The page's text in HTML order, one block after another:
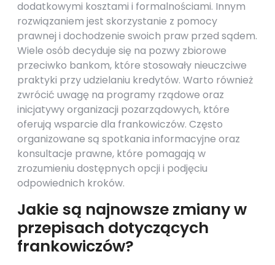
dodatkowymi kosztami i formalnościami. Innym
rozwiązaniem jest skorzystanie z pomocy
prawnej i dochodzenie swoich praw przed sądem.
Wiele osób decyduje się na pozwy zbiorowe
przeciwko bankom, które stosowały nieuczciwe
praktyki przy udzielaniu kredytów. Warto również
zwrócić uwagę na programy rządowe oraz
inicjatywy organizacji pozarządowych, które
oferują wsparcie dla frankowiczów. Często
organizowane są spotkania informacyjne oraz
konsultacje prawne, które pomagają w
zrozumieniu dostępnych opcji i podjęciu
odpowiednich kroków.
Jakie są najnowsze zmiany w
przepisach dotyczących
frankowiczów?